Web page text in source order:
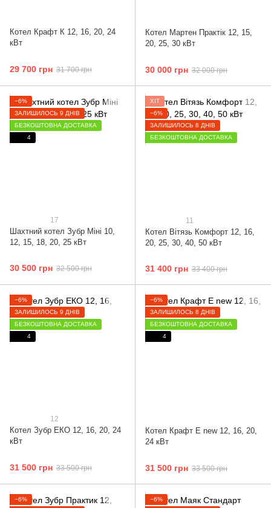
Котел Крафт К 12, 16, 20, 24
кВт
29 700 грн 31 700 грн
Котел Мартен Практік 12, 15,
20, 25, 30 кВт
30 000 грн 32 000 грн
−6%
ЗАЛИШИЛОСЬ 9 ДНІВ
БЕЗКОШТОВНА ДОСТАВКА
4
17
Шахтний котел Зубр Міні 10,
12, 15, 18, 20, 25 кВт
30 500 грн 32 500 грн
ХІТ
−6%
ЗАЛИШИЛОСЬ 8 ДНІВ
БЕЗКОШТОВНА ДОСТАВКА
11
Котел Вітязь Комфорт 12, 16,
20, 25, 30, 40, 50 кВт
31 400 грн 33 400 грн
−6%
ЗАЛИШИЛОСЬ 9 ДНІВ
БЕЗКОШТОВНА ДОСТАВКА
4
12
Котел Зубр ЕКО 12, 16, 20, 24
кВт
31 500 грн 33 500 грн
−6%
ЗАЛИШИЛОСЬ 8 ДНІВ
БЕЗКОШТОВНА ДОСТАВКА
4
Котел Крафт E new 12, 16, 20,
24 кВт
31 500 грн 33 500 грн
−6%
−6%